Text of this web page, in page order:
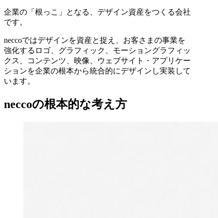
企業の「根っこ」となる、デザイン資産をつくる会社
です。
neccoではデザインを資産と捉え、お客さまの事業を
強化するロゴ、グラフィック、モーショングラフィッ
クス、コンテンツ、映像、ウェブサイト・アプリケー
ションを企業の根本から統合的にデザインし実装して
います。
neccoの根本的な考え方